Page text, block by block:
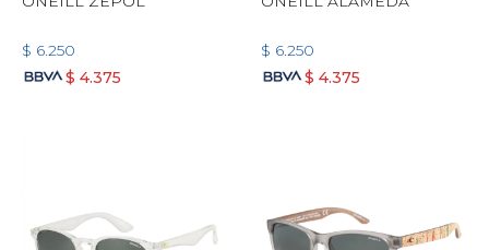
$ 6.250
$ 4.375
$ 6.250
$ 4.375